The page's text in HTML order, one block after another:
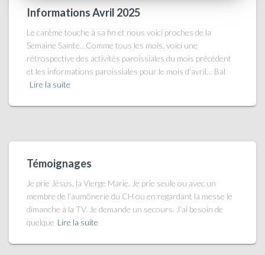
Informations Avril 2025
Le carême touche à sa fin et nous voici proches de la
Semaine Sainte…Comme tous les mois, voici une
rétrospective des activités paroissiales du mois précédent
et les informations paroissiales pour le mois d’avril… Bal
Lire la suite
Témoignages
Je prie Jésus, la Vierge Marie. Je prie seule ou avec un
membre de l’aumônerie du CH ou en regardant la messe le
dimanche à la TV. Je demande un secours. J’ai besoin de
quelque Lire la suite